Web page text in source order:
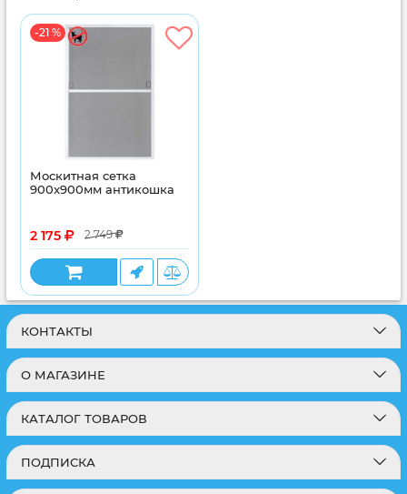
-21 %
Москитная сетка
900x900мм антикошка
2 175 2 749
КОНТАКТЫ
О МАГАЗИНЕ
КАТАЛОГ ТОВАРОВ
ПОДПИСКА